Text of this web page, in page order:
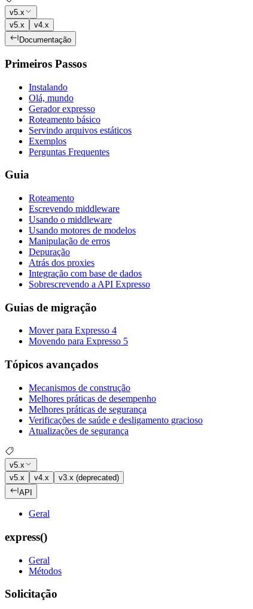
v5.x
v5.x
v4.x
Documentação
Primeiros Passos
Instalando
Olá, mundo
Gerador expresso
Roteamento básico
Servindo arquivos estáticos
Exemplos
Perguntas Frequentes
Guia
Roteamento
Escrevendo middleware
Usando o middleware
Usando motores de modelos
Manipulação de erros
Depuração
Atrás dos proxies
Integração com base de dados
Sobrescrevendo a API Expresso
Guias de migração
Mover para Expresso 4
Movendo para Expresso 5
Tópicos avançados
Mecanismos de construção
Melhores práticas de desempenho
Melhores práticas de segurança
Verificações de saúde e desligamento gracioso
Atualizações de segurança
v5.x
v5.x
v4.x
v3.x (deprecated)
API
Geral
express()
Geral
Métodos
Solicitação